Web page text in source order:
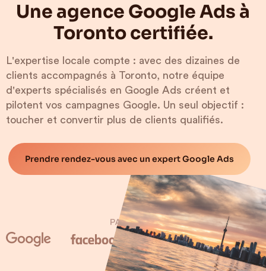
Une agence Google Ads à
Toronto certifiée.
L'expertise locale compte : avec des dizaines de
clients accompagnés à Toronto, notre équipe
d'experts spécialisés en Google Ads créent et
pilotent vos campagnes Google. Un seul objectif :
toucher et convertir plus de clients qualifiés.
Prendre rendez-vous avec un expert Google Ads